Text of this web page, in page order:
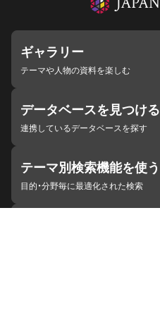
ギャラリー
テーマや人物の資料を楽しむ
データベースを見つける
連携しているデータベースを探す
テーマ別検索機能を使う
目的・分野毎に最適化された検索